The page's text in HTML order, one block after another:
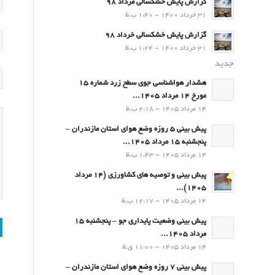
گزارش پایش خشکسالی مرداد 98
31 خرداد 1400 - 1:40 ب.ظ
گزارش پایش خشکسالی خرداد 98
31 خرداد 1400 - 1:24 ب.ظ
جدید
هشدار هواشناسی جوی سطح زرد شماره 15
مورخ 14 مرداد 1405...
14 مرداد 1405 - 2:18 ب.ظ
پیش بینی 5 روزه وضع هوای استان مازندران –
پنجشنبه 15 مرداد 1405...
14 مرداد 1405 - 1:43 ب.ظ
پیش بینی و توصیه های کشاورزی (14 مرداد
۱۴۰۵)...
14 مرداد 1405 - 12:17 ب.ظ
پیش بینی وضعیت پایداری جو – پنجشنبه 15
مرداد 1405...
14 مرداد 1405 - 11:00 ق.ظ
پیش بینی 7 روزه وضع هوای استان مازندران –